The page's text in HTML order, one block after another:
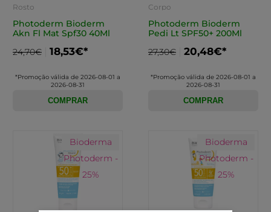
Rosto
Photoderm Bioderm
Akn Fl Mat Spf30 40Ml
24,70€
18,53€*
*Promoção válida de 2026-08-01 a
2026-08-31
COMPRAR
Corpo
Photoderm Bioderm
Pedi Lt SPF50+ 200Ml
27,30€
20,48€*
*Promoção válida de 2026-08-01 a
2026-08-31
COMPRAR
Bioderma
Photoderm -
25%
Bioderma
Photoderm -
25%